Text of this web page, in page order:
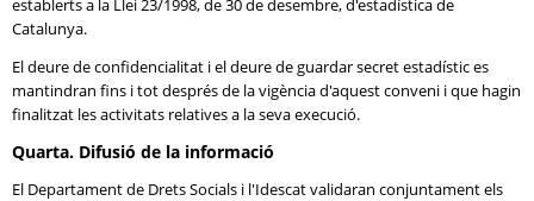
establerts a la Llei 23/1998, de 30 de desembre, d'estadística de
Catalunya.
El deure de confidencialitat i el deure de guardar secret estadístic es
mantindran fins i tot després de la vigència d'aquest conveni i que hagin
finalitzat les activitats relatives a la seva execució.
Quarta. Difusió de la informació
El Departament de Drets Socials i l'Idescat validaran conjuntament els